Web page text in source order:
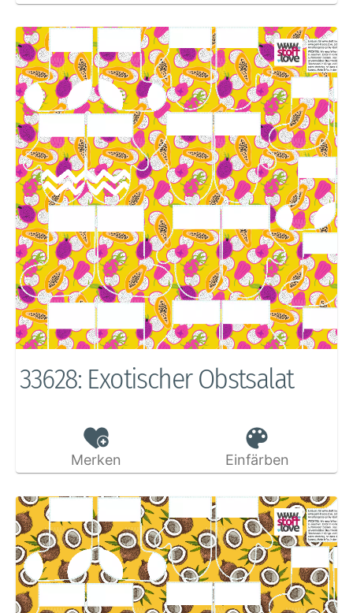
33628: Exotischer Obstsalat
Merken Einfärben